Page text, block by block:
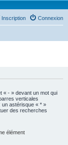
Connexion
Inscription
« - » devant un mot qui
verticales
un astérisque « * »
des recherches
élément